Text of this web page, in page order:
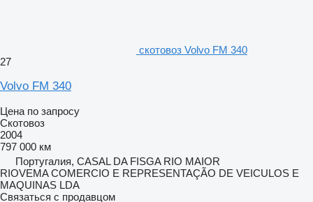
скотовоз Volvo FM 340
27
Volvo FM 340
Цена по запросу
Скотовоз
2004
797 000 км
Португалия, CASAL DA FISGA RIO MAIOR
RIOVEMA COMERCIO E REPRESENTAÇÃO DE VEICULOS E
MAQUINAS LDA
Связаться с продавцом